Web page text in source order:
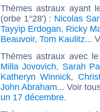
Thèmes astraux ayant
(orbe 1°28') : Nicolas
Tayyip Erdogan, Ricky
Beauvoir, Tom Kaulitz...
Thèmes astraux avec
Milla Jovovich, Sarah
Katheryn Winnick,
John Abraham... Voir
un 17 décembre.